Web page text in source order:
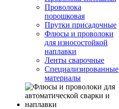
Проволока
порошковая
Прутки присадочные
Флюсы и проволоки
для износостойкой
наплавки
Ленты сварочные
Специализированные
материалы